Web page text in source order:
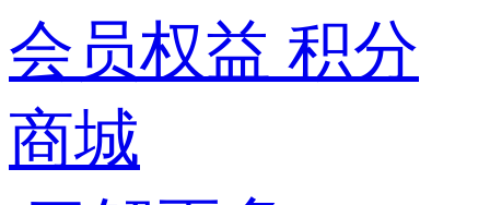
会员权益 积分
商城